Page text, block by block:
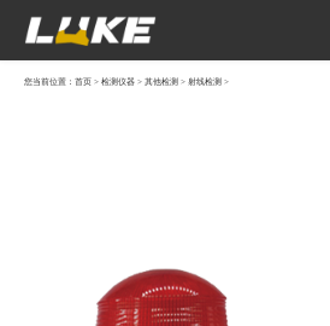
您当前位置： 首页 > 检测仪器 > 其他检测 > 射线检测 >